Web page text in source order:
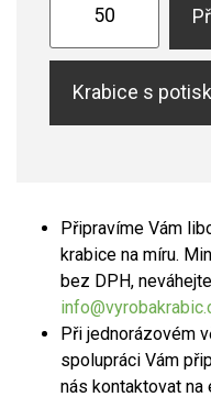
Krabice s
Připravíme Vám
krabice na míru.
bez DPH,
Při jednorázovém
spolupráci Vám
nás kontaktovat na